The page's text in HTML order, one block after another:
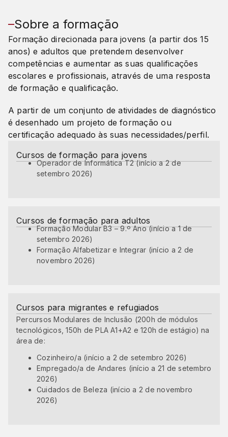
Sobre a formação
Formação direcionada para jovens (a partir dos 15
anos) e adultos que pretendem desenvolver
competências e aumentar as suas qualificações
escolares e profissionais, através de uma resposta
de formação e qualificação.
A partir de um conjunto de atividades de diagnóstico
é desenhado um projeto de formação ou
certificação adequado às suas necessidades/perfil.
Cursos de formação para jovens
Operador de Informática T2 (início a 2 de
setembro 2026)
Cursos de formação para adultos
Formação Modular B3 – 9.º Ano (início a 1 de
setembro 2026)
Formação Alfabetizar e Integrar (início a 2 de
novembro 2026)
Cursos para migrantes e refugiados
Percursos Modulares de Inclusão (200h de módulos
tecnológicos, 150h de PLA A1+A2 e 120h de estágio) na
área de:
Cozinheiro/a (início a 2 de setembro 2026)
Empregado/a de Andares (início a 21 de setembro
2026)
Cuidados de Beleza (início a 2 de novembro
2026)